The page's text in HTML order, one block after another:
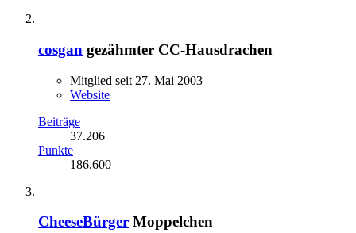
cosgan gezähmter CC-Hausdrachen
Mitglied seit 27. Mai 2003
Website
Beiträge
37.206
Punkte
186.600
CheeseBürger Moppelchen